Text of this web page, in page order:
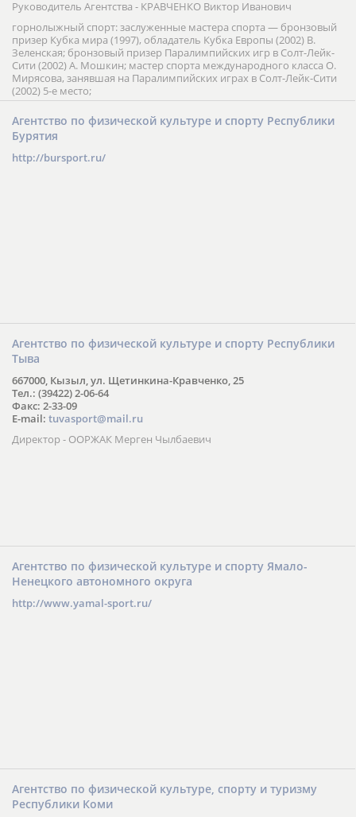
Руководитель Агентства - КРАВЧЕНКО Виктор Иванович
горнолыжный спорт: заслуженные мастера спорта — бронзовый
призер Кубка мира (1997), обладатель Кубка Европы (2002) В.
Зеленская; бронзовый призер Паралимпийских игр в Солт-Лейк-
Сити (2002) А. Мошкин; мастер спорта международного класса О.
Мирясова, занявшая на Паралимпийских играх в Солт-Лейк-Сити
(2002) 5-е место;
Агентство по физической культуре и спорту Республики
Бурятия
http://bursport.ru/
Агентство по физической культуре и спорту Республики
Тыва
667000, Кызыл, ул. Щетинкина-Кравченко, 25
Тел.: (39422) 2-06-64
Факс: 2-33-09
E-mail: tuvasport@mail.ru
Директор - ООРЖАК Мерген Чылбаевич
Агентство по физической культуре и спорту Ямало-
Ненецкого автономного округа
http://www.yamal-sport.ru/
Агентство по физической культуре, спорту и туризму
Республики Коми